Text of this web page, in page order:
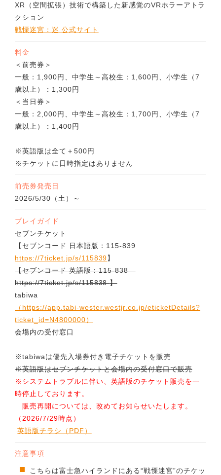
XR（空間拡張）技術で構築した新感覚のVRホラーアトラ
クション
戦慄迷宮：迷 公式サイト
料金
＜前売券＞
一般：1,900円、中学生～高校生：1,600円、小学生（7
歳以上）：1,300円
＜当日券＞
一般：2,000円、中学生～高校生：1,700円、小学生（7
歳以上）：1,400円
※英語版は全て＋500円
※チケットに日時指定はありません
前売券発売日
2026/5/30（土）～
プレイガイド
セブンチケット
【セブンコード 日本語版：115-839
https://7ticket.jp/s/115839】
【セブンコード 英語版：115-838
https://7ticket.jp/s/115838】
tabiwa
（https://app.tabi-wester.westjr.co.jp/eticketDetails?
ticket_id=N4800000）
会場内の受付窓口
※tabiwaは優先入場券付き電子チケットを販売
※英語版はセブンチケットと会場内の受付窓口で販売
※システムトラブルに伴い、英語版のチケット販売を一
時停止しております。
販売再開については、改めてお知らせいたします。
（2026/7/29時点）
英語版チラシ（PDF）
注意事項
こちらは富士急ハイランドにある“戦慄迷宮”のチケッ